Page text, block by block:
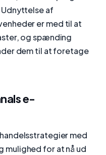
af
er med til at
og spænding
dem til at foretage
e-
med
mulighed for at nå ud